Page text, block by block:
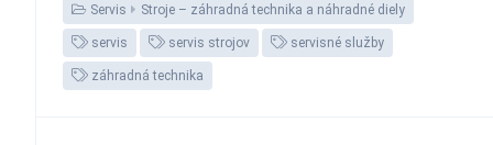
Servis Stroje – záhradná technika a náhradné diely
servis servis strojov servisné služby
záhradná technika